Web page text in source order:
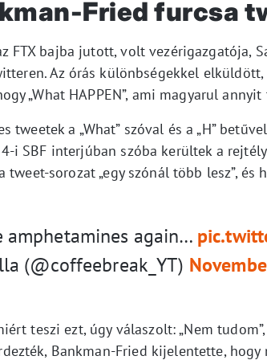
Fried furcsa
FTX bajba jutott, volt vezérigazgatója,
Az órás különbségekkel
„What HAPPEN”, ami magyarul
tweetek a „What” szóval és a „H”
i SBF interjúban szóba kerültek a
sorozat „egy szónál több lesz”, és
amphetamines again…
(@coffeebreak_YT)
teszi ezt, úgy válaszolt: „Nem
Bankman-Fried kijelentette,